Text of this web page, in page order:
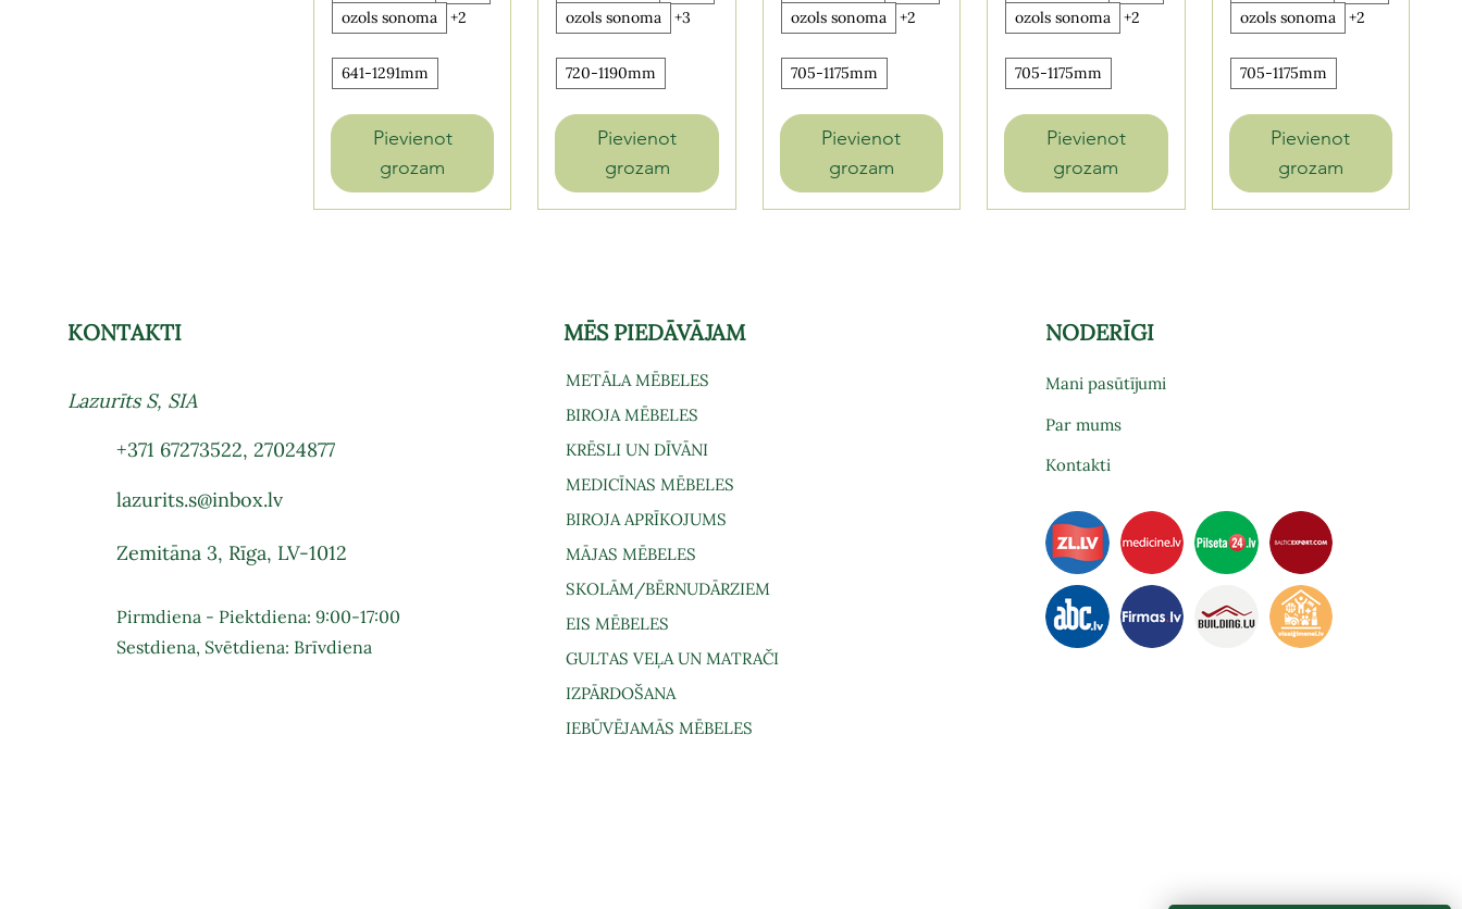
ozols sonoma
+2
641-1291mm
Pievienot
grozam
ozols sonoma
+3
720-1190mm
Pievienot
grozam
ozols sonoma
+2
705-1175mm
Pievienot
grozam
ozols sonoma
+2
705-1175mm
Pievienot
grozam
ozols sonoma
+2
705-1175mm
Pievienot
grozam
KONTAKTI
Lazurīts S, SIA
+371 67273522,27024877
lazurits.s@inbox.lv
Zemitāna 3, Rīga, LV-1012
Pirmdiena - Piektdiena: 9:00-17:00
Sestdiena, Svētdiena: Brīvdiena
MĒS PIEDĀVĀJAM
METĀLA MĒBELES
BIROJA MĒBELES
KRĒSLI UN DĪVĀNI
MEDICĪNAS MĒBELES
BIROJA APRĪKOJUMS
MĀJAS MĒBELES
SKOLĀM/BĒRNUDĀRZIEM
EIS MĒBELES
GULTAS VEĻA UN MATRAČI
IZPĀRDOŠANA
IEBŪVĒJAMĀS MĒBELES
NODERĪGI
Mani pasūtījumi
Par mums
Kontakti